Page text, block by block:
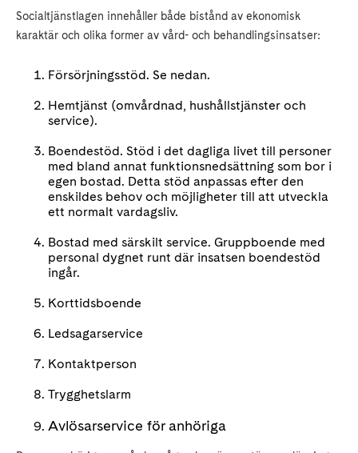
Socialtjänstlagen innehåller både bistånd av ekonomisk
karaktär och olika former av vård- och behandlingsinsatser:
Försörjningsstöd. Se nedan.
Hemtjänst (omvårdnad, hushållstjänster och
service).
Boendestöd. Stöd i det dagliga livet till personer
med bland annat funktionsnedsättning som bor i
egen bostad. Detta stöd anpassas efter den
enskildes behov och möjligheter till att utveckla
ett normalt vardagsliv.
Bostad med särskilt service. Gruppboende med
personal dygnet runt där insatsen boendestöd
ingår.
Korttidsboende
Ledsagarservice
Kontaktperson
Trygghetslarm
Avlösarservice för anhöriga